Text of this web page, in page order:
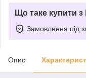
Що таке купити
Замовлення під
Опис